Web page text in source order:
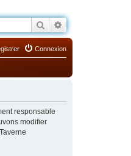
Rechercher
Connexion
responsable
modifier